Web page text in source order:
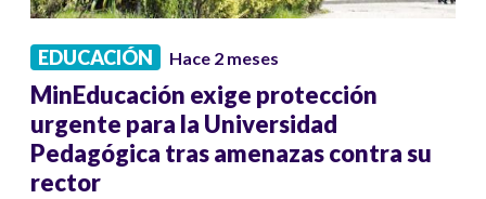
EDUCACIÓN Hace 2 meses
MinEducación exige protección
urgente para la Universidad
Pedagógica tras amenazas contra su
rector